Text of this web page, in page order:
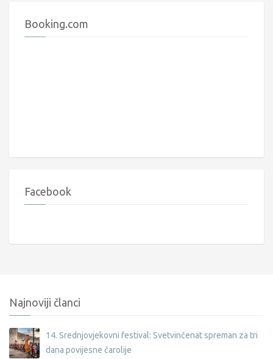
Booking.com
Facebook
Najnoviji članci
14. Srednjovjekovni festival: Svetvinčenat spreman za tri
dana povijesne čarolije